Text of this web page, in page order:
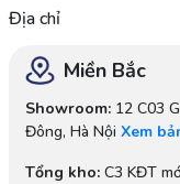
Địa chỉ
Miền Bắc
Showroom:12 C03
Đông, Hà Nội Xem
Tổng kho:C3 KĐT